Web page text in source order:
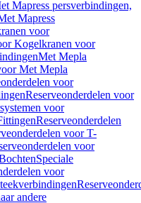
Mapress persverbindingen,
Mapress
voor
Kogelkranen voor
Met Mepla
Met Mepla
voor
Reserveonderdelen voor
voor
Reserveonderdelen
voor T-
voor
Speciale
voor
andere